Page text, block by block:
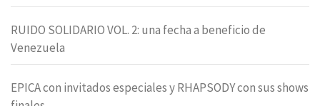
RUIDO SOLIDARIO VOL. 2: una fecha a beneficio de
Venezuela
EPICA con invitados especiales y RHAPSODY con sus shows